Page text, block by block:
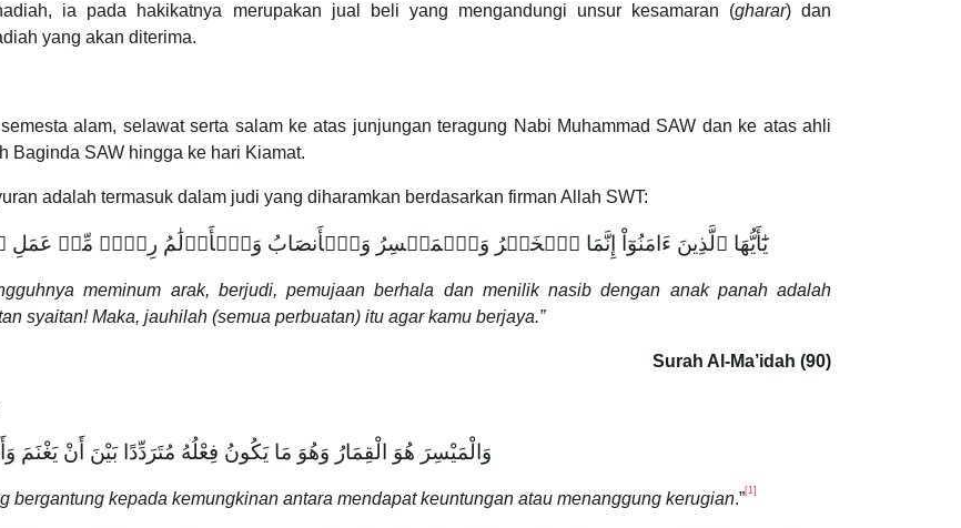
ia pada hakikatnya merupakan jual beli yang mengandungi unsur kesamaran (gharar) dan
yang akan diterima.
alam, selawat serta salam ke atas junjungan teragung Nabi Muhammad SAW dan ke atas ahli
Baginda SAW hingga ke hari Kiamat.
adalah termasuk dalam judi yang diharamkan berdasarkan firman Allah SWT:
يَٰٓأَيُّهَا ٱلَّذِينَ ءَامَنُوٓاْ إِنَّمَا ٱلۡخَمۡرُ ‌وَٱلۡمَيۡسِرُ وَٱلۡأَنصَابُ وَٱلۡأَزۡلَٰمُ رِجۡسٞ مِّنۡ
meminum arak, berjudi, pemujaan berhala dan menilik nasib dengan anak panah adalah
syaitan! Maka, jauhilah (semua perbuatan) itu agar kamu berjaya.”
Surah Al-Ma’idah (90)
وَالْمَيْسِرَ هُوَ ‌الْقِمَارُ وَهُوَ مَا يَكُونُ فِعْلُهُ مُتَرَدِّدًا بَيْنَ أَنْ يَغْنَمَ
bergantung kepada kemungkinan antara mendapat keuntungan atau menanggung kerugian.”[1]